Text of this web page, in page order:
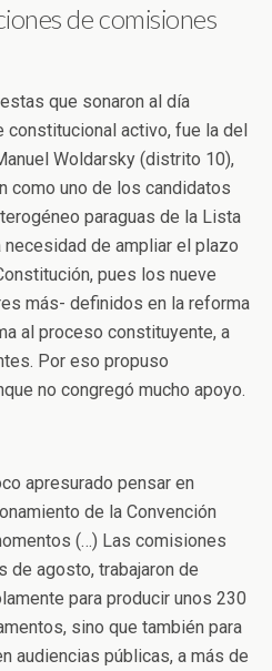
de comisiones
que sonaron al día
constitucional activo, fue la del
Woldarsky (distrito 10),
como uno de los candidatos
paraguas de la Lista
de ampliar el plazo
pues los nueve
más- definidos en la reforma
al proceso constituyente, a
Por eso propuso
no congregó mucho apoyo.
apresurado pensar en
de la Convención
(…) Las comisiones
de agosto, trabajaron de
para producir unos 230
sino que también para
audiencias públicas, a más de